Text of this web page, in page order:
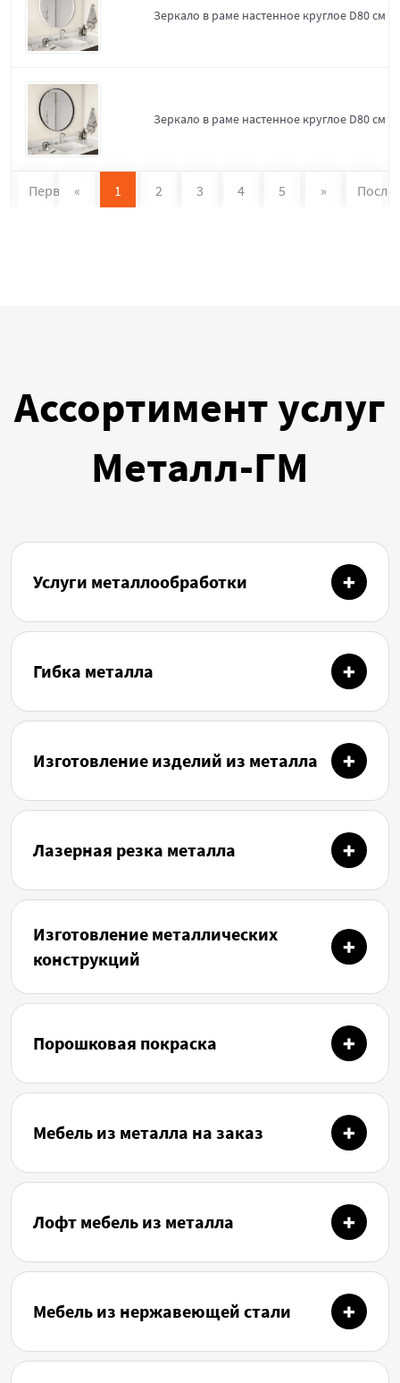
Зеркало в раме настенное круглое D80 см
Зеркало в раме настенное круглое D80 см
Первая « 1 2 3 4 5 »
Ассортимент услуг
Металл-ГМ
Услуги металлообработки
Гибка металла
Изготовление изделий из металла
Лазерная резка металла
Изготовление металлических
конструкций
Порошковая покраска
Мебель из металла на заказ
Лофт мебель из металла
Мебель из нержавеющей стали